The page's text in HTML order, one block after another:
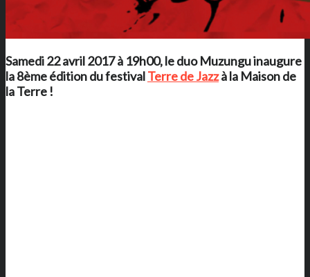
Samedi 22 avril 2017 à 19h00, le duo Muzungu inaugure
la 8ème édition du festivalTerre de Jazzàla Maison de
la Terre !